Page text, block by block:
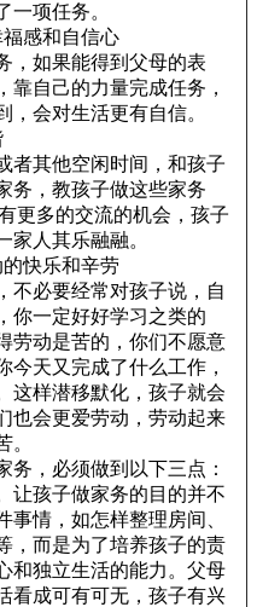
一项任务。
感和自信心
，如果能得到父母的表
靠自己的力量完成任务，
，会对生活更有自信。
者其他空闲时间，和孩子
务，教孩子做这些家务
更多的交流的机会，孩子
家人其乐融融。
快乐和辛劳
必要经常对孩子说，自
你一定好好学习之类的
劳动是苦的，你们不愿意
今天又完成了什么工作，
这样潜移默化，孩子就会
也会更爱劳动，劳动起来
。
，必须做到以下三点：
让孩子做家务的目的并不
事情，如怎样整理房间、
，而是为了培养孩子的责
和独立生活的能力。父母
看成可有可无，孩子有兴